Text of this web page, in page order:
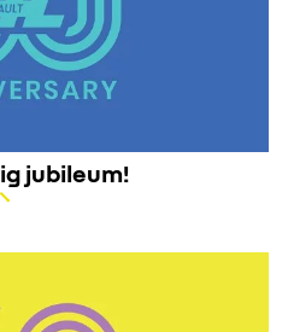
jubileum!